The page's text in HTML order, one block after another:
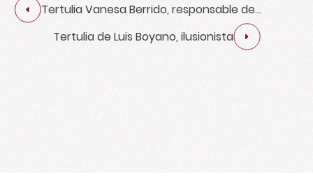
Tertulia Vanesa Berrido, responsable de
Atracción de Talento, Diversidad y Marca
Empleadora
Tertulia de Luis Boyano, ilusionista